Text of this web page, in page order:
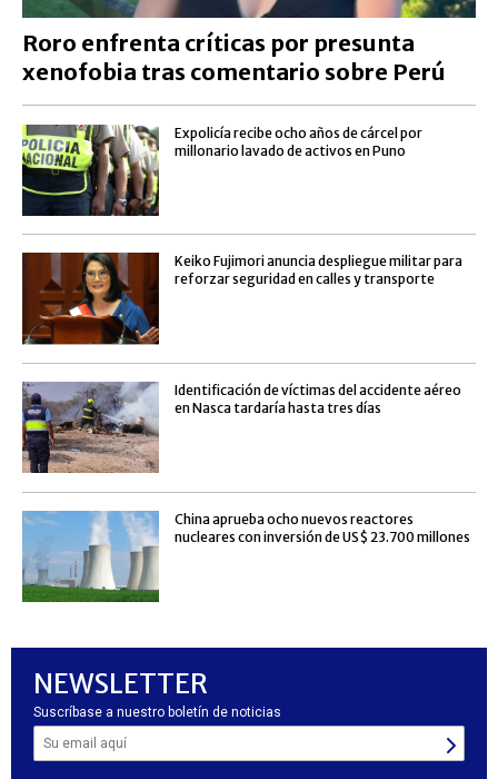
Roro enfrenta críticas por presunta
xenofobia tras comentario sobre Perú
Expolicía recibe ocho años de cárcel por
millonario lavado de activos en Puno
Keiko Fujimori anuncia despliegue militar para
reforzar seguridad en calles y transporte
Identificación de víctimas del accidente aéreo
en Nasca tardaría hasta tres días
China aprueba ocho nuevos reactores
nucleares con inversión de US$ 23.700 millones
NEWSLETTER
Suscríbase a nuestro boletín de noticias